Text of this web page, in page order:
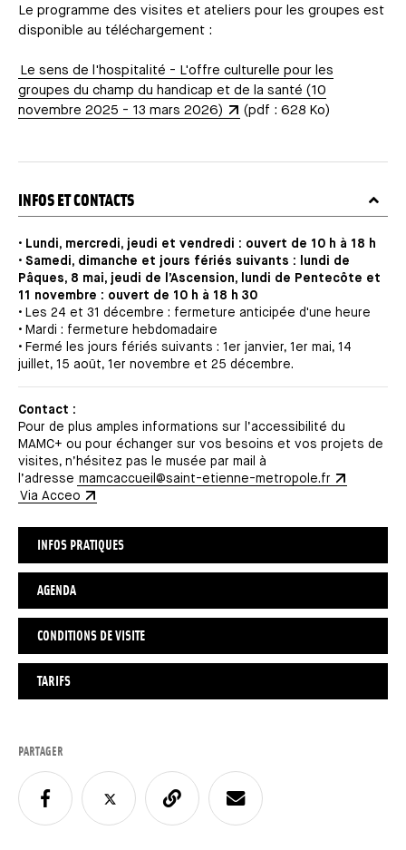
Le programme des visites et ateliers pour les groupes est
disponible au téléchargement :
Le sens de l'hospitalité - L'offre culturelle pour les
groupes du champ du handicap et de la santé (10
novembre 2025 - 13 mars 2026)
(pdf : 628 Ko)
TITRE
INFOS ET CONTACTS
• Lundi, mercredi, jeudi et vendredi : ouvert de 10 h à 18 h
• Samedi, dimanche et jours fériés suivants : lundi de
Pâques, 8 mai, jeudi de l’Ascension, lundi de Pentecôte et
11 novembre : ouvert de 10 h à 18 h 30
• Les 24 et 31 décembre : fermeture anticipée d'une heure
• Mardi : fermeture hebdomadaire
• Fermé les jours fériés suivants : 1er janvier, 1er mai, 14
juillet, 15 août, 1er novembre et 25 décembre.
Contact :
Pour de plus amples informations sur l’accessibilité du
MAMC+ ou pour échanger sur vos besoins et vos projets de
visites, n’hésitez pas le musée par mail à
l’adresse mamcaccueil@saint-etienne-metropole.fr
Via Acceo
INFOS PRATIQUES
AGENDA
CONDITIONS DE VISITE
TARIFS
PARTAGER